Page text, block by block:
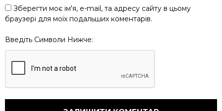
Зберегти моє ім'я, e-mail, та адресу сайту в цьому
браузері для моїх подальших коментарів.
Введіть Символи Нижче: